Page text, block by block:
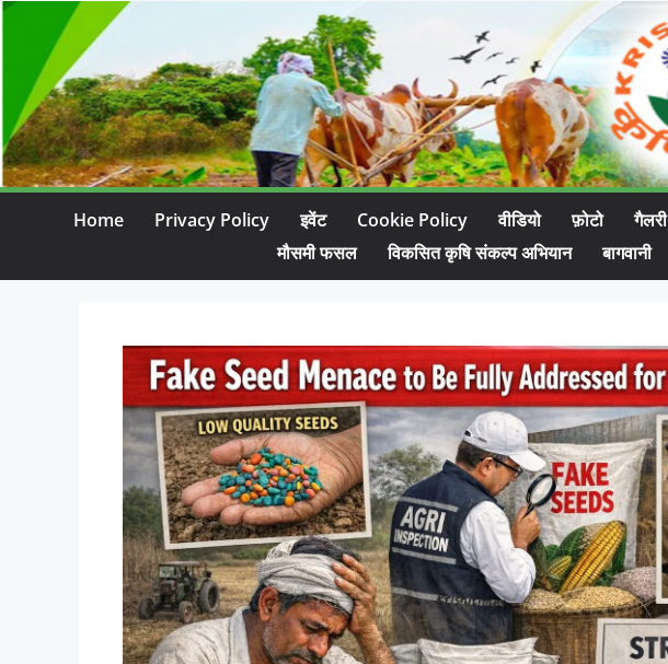
Home Privacy Policy इवेंट Cookie Policy वीडियो फ़ोटो गैलरी
मौसमी फसल
विकसित कृषि संकल्प अभियान बागवानी